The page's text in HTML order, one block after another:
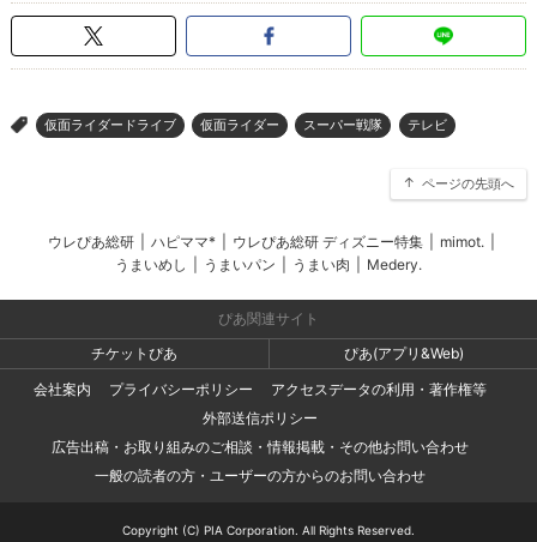
> 仮面ライダードライブ 仮面ライダー スーパー戦隊 テレビ
ページの先頭へ
ウレぴあ総研 ハピママ* ウレぴあ総研 ディズニー特集 mimot.
うまいめし
うまいパン うまい肉 Medery.
ぴあ関連サイト
チケットぴあ
ぴあ(アプリ&Web)
会社案内
プライバシーポリシー
アクセスデータの利用・著作権等
外部送信ポリシー
広告出稿・お取り組みのご相談・情報掲載・その他お問い合わせ
一般の読者の方・ユーザーの方からのお問い合わせ
Copyright (C) PIA Corporation. All Rights Reserved.